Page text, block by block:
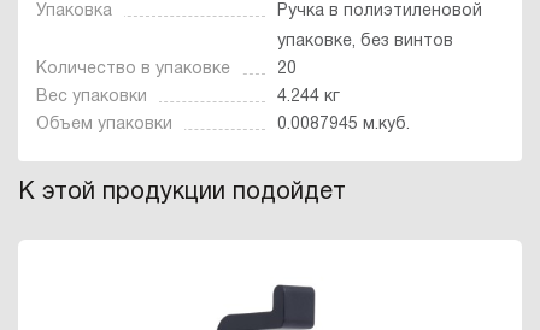
Упаковка
Ручка в полиэтиленовой
упаковке, без винтов
Количество в упаковке
20
Вес упаковки
4.244 кг
Объем упаковки
0.0087945 м.куб.
К этой продукции подойдет